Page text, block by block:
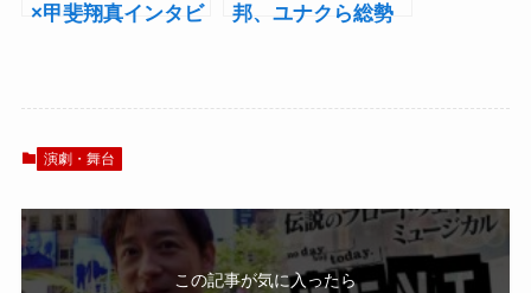
×甲斐翔真インタビ
邦、ユナクら総勢
演劇・舞台
この記事が気に入ったら